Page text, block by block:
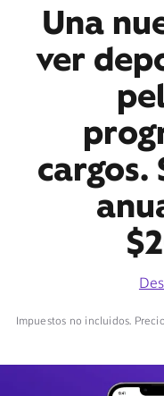
Una
ver
cargos.
Impuestos no incluidos.